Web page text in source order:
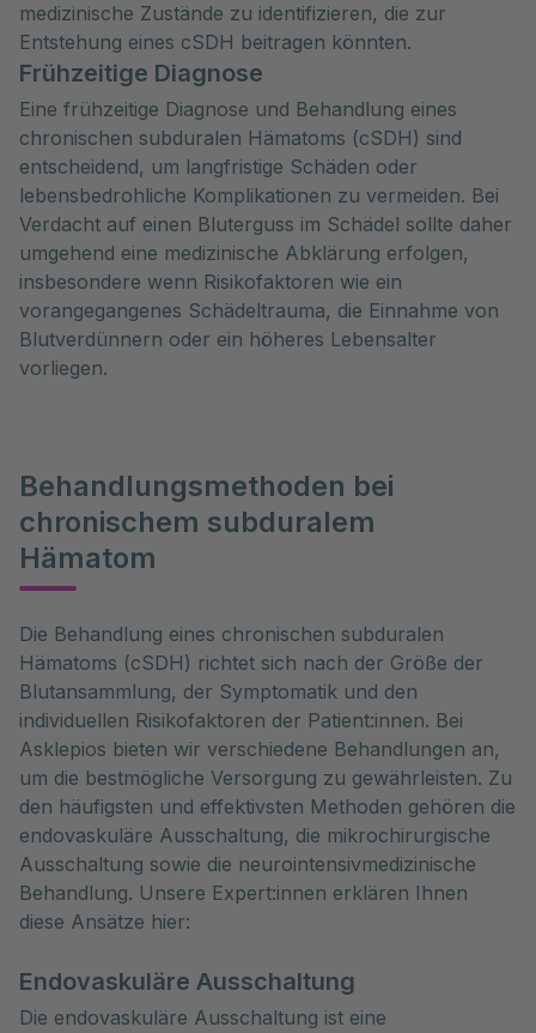
medizinische Zustände zu identifizieren, die zur
Entstehung eines cSDH beitragen könnten.
Frühzeitige Diagnose
Eine frühzeitige Diagnose und Behandlung eines
chronischen subduralen Hämatoms (cSDH) sind
entscheidend, um langfristige Schäden oder
lebensbedrohliche Komplikationen zu vermeiden. Bei
Verdacht auf einen Bluterguss im Schädel sollte daher
umgehend eine medizinische Abklärung erfolgen,
insbesondere wenn Risikofaktoren wie ein
vorangegangenes Schädeltrauma, die Einnahme von
Blutverdünnern oder ein höheres Lebensalter
vorliegen.
Behandlungsmethoden bei
chronischem subduralem
Hämatom
Die Behandlung eines chronischen subduralen
Hämatoms (cSDH) richtet sich nach der Größe der
Blutansammlung, der Symptomatik und den
individuellen Risikofaktoren der Patient:innen. Bei
Asklepios bieten wir verschiedene Behandlungen an,
um die bestmögliche Versorgung zu gewährleisten. Zu
den häufigsten und effektivsten Methoden gehören die
endovaskuläre Ausschaltung, die mikrochirurgische
Ausschaltung sowie die neurointensivmedizinische
Behandlung. Unsere Expert:innen erklären Ihnen
diese Ansätze hier:
Endovaskuläre Ausschaltung
Die endovaskuläre Ausschaltung ist eine